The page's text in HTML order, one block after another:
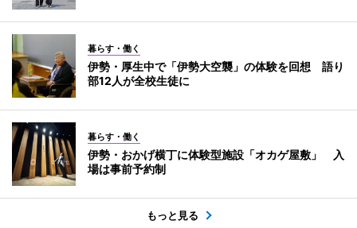
暮らす・働く
伊勢・厚生中で「伊勢大空襲」の体験を回想 語り
部12人が全校生徒に
暮らす・働く
伊勢・おかげ横丁に体験型施設「オカゲ屋敷」 入
場は事前予約制
もっと見る